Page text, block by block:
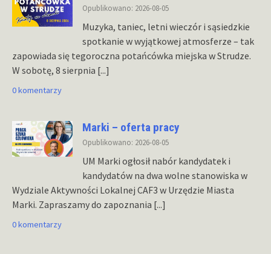
Opublikowano: 2026-08-05
Muzyka, taniec, letni wieczór i sąsiedzkie
spotkanie w wyjątkowej atmosferze – tak
zapowiada się tegoroczna potańcówka miejska w Strudze.
W sobotę, 8 sierpnia [...]
0 komentarzy
Marki – oferta pracy
Opublikowano: 2026-08-05
UM Marki ogłosił nabór kandydatek i
kandydatów na dwa wolne stanowiska w
Wydziale Aktywności Lokalnej CAF3 w Urzędzie Miasta
Marki. Zapraszamy do zapoznania [...]
0 komentarzy